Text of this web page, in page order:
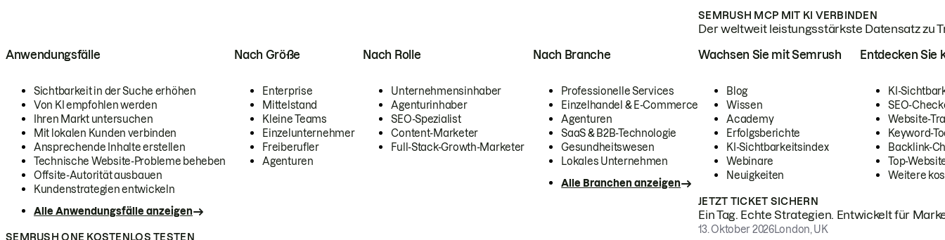
SEMRUSH MCP MIT KI VERBINDEN
Der weltweit leistungsstärkste Datensatz zu
Anwendungsfälle
Sichtbarkeit in der Suche erhöhen
Von KI empfohlen werden
Ihren Markt untersuchen
Mit lokalen Kunden verbinden
Ansprechende Inhalte erstellen
Technische Website-Probleme beheben
Offsite-Autorität ausbauen
Kundenstrategien entwickeln
Alle Anwendungsfälle anzeigen
Nach Größe
Enterprise
Mittelstand
Kleine Teams
Einzelunternehmer
Freiberufler
Agenturen
Nach Rolle
Unternehmensinhaber
Agenturinhaber
SEO-Spezialist
Content-Marketer
Full-Stack-Growth-Marketer
Nach Branche
Professionelle Services
Einzelhandel & E-Commerce
Agenturen
SaaS & B2B-Technologie
Gesundheitswesen
Lokales Unternehmen
Alle Branchen anzeigen
SEMRUSH ONE KOSTENLOS TESTEN
Wachsen Sie mit Semrush
Blog
Wissen
Academy
Erfolgsberichte
KI-Sichtbarkeitsindex
Webinare
Neuigkeiten
Entdecken Sie
KI-
SEO-
Website-
Keyword-
Backlink-
Top-
Weitere
JETZT TICKET SICHERN
Ein Tag. Echte Strategien. Entwickelt für
13. Oktober 2026London, UK